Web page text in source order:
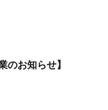
のお知らせ】